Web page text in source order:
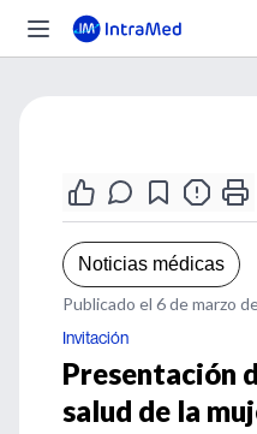
Noticias médicas
Publicado el 6 de marzo
Invitación
Presentación
salud de la